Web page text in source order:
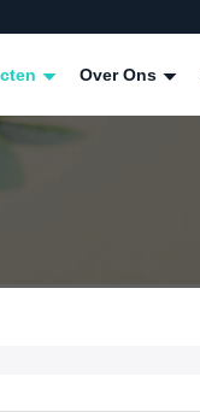
Over Ons